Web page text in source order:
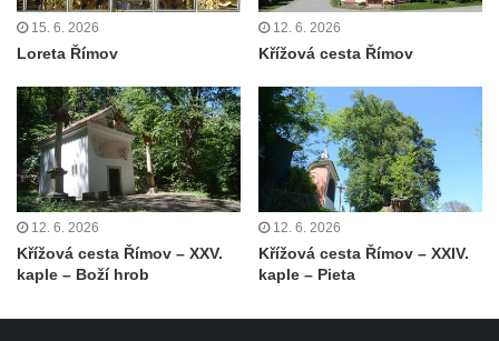
Kostel svatého Františka z Assisi v Tanvaldu
Riedlova hrobka v Desné
Kaple svaté Alžběty Durynské v Dolních
Křečanech
Márnice nového hřbitova ve Starých
Křečanech
Bývalá márnice u hřbitova v Dubé
Kostel Nalezení svatého Kříže v Dubé
Úněticích
15. 6. 2026
Loreta Římov
12. 6. 2026
Křížová cesta Římov
12. 6. 2026
Křížová cesta Římov – XXV.
kaple – Boží hrob
12. 6. 2026
Křížová cesta Římov – XXIV.
kaple – Pieta